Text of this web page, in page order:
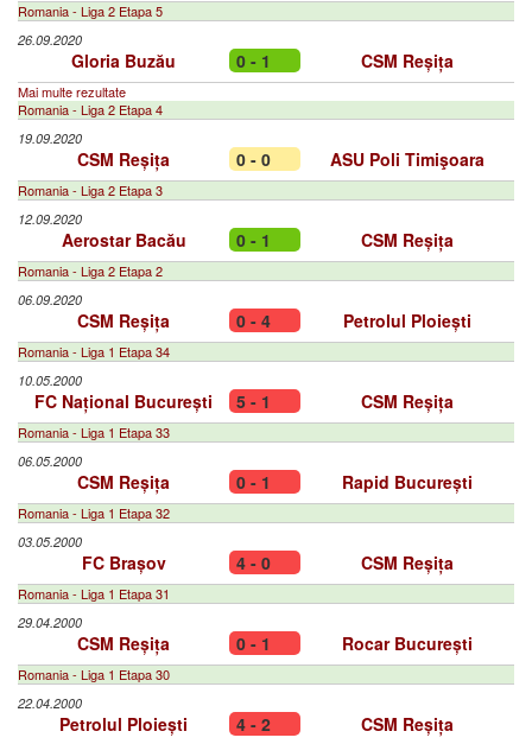
Romania - Liga 2 Etapa 5
26.09.2020
Gloria Buzău 0 - 1 CSM Reșița
Mai multe rezultate
Romania - Liga 2 Etapa 4
19.09.2020
CSM Reșița 0 - 0 ASU Poli Timişoara
Romania - Liga 2 Etapa 3
12.09.2020
Aerostar Bacău 0 - 1 CSM Reșița
Romania - Liga 2 Etapa 2
06.09.2020
CSM Reșița 0 - 4 Petrolul Ploiești
Romania - Liga 1 Etapa 34
10.05.2000
FC Național București 5 - 1 CSM Reșița
Romania - Liga 1 Etapa 33
06.05.2000
CSM Reșița 0 - 1 Rapid București
Romania - Liga 1 Etapa 32
03.05.2000
FC Brașov 4 - 0 CSM Reșița
Romania - Liga 1 Etapa 31
29.04.2000
CSM Reșița 0 - 1 Rocar București
Romania - Liga 1 Etapa 30
22.04.2000
Petrolul Ploiești 4 - 2 CSM Reșița